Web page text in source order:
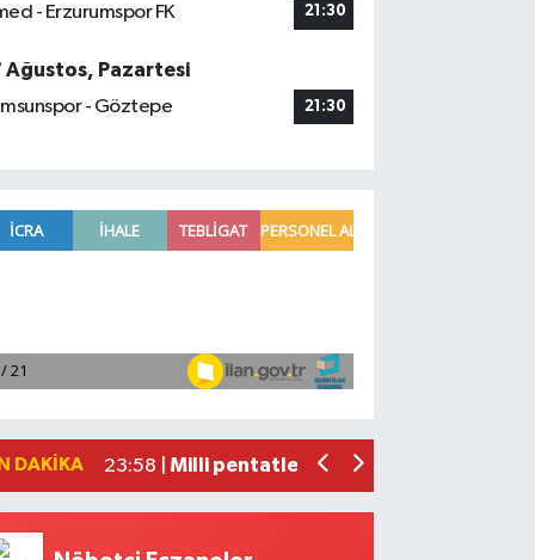
- Erzurumspor FK 21:30
Ağustos, Pazartesi
- Göztepe
21:30
DAKIKA
Mersin'de uyuşturucu
23:58 | Milli pentatletler Kıvanç Taşyaran ve